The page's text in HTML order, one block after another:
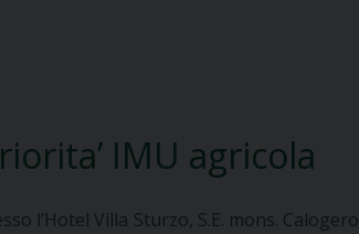
IMU agricola
l’Hotel Villa Sturzo, S.E. mons. Calogero